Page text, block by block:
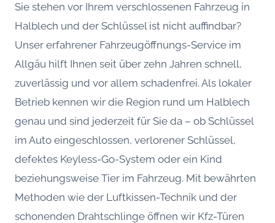
Sie stehen vor Ihrem verschlossenen Fahrzeug in
Halblech und der Schlüssel ist nicht auffindbar?
Unser erfahrener Fahrzeugöffnungs-Service im
Allgäu hilft Ihnen seit über zehn Jahren schnell,
zuverlässig und vor allem schadenfrei. Als lokaler
Betrieb kennen wir die Region rund um Halblech
genau und sind jederzeit für Sie da – ob Schlüssel
im Auto eingeschlossen, verlorener Schlüssel,
defektes Keyless-Go-System oder ein Kind
beziehungsweise Tier im Fahrzeug. Mit bewährten
Methoden wie der Luftkissen-Technik und der
schonenden Drahtschlinge öffnen wir Kfz-Türen